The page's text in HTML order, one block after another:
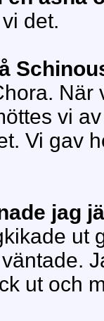
det.
vi
Vi gav
jag
ut
ut och